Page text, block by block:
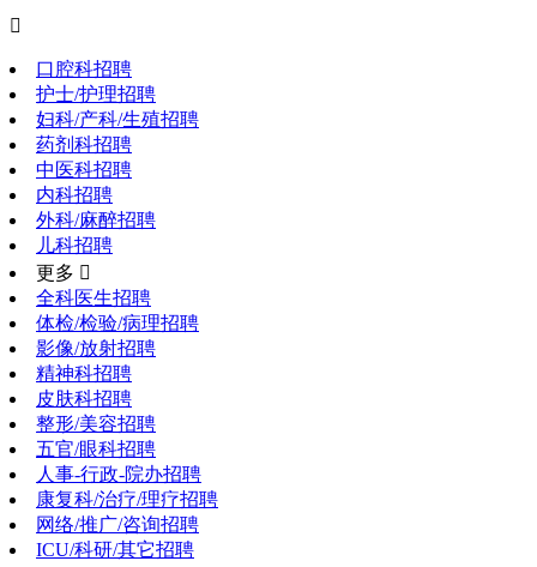

口腔科招聘
护士/护理招聘
妇科/产科/生殖招聘
药剂科招聘
中医科招聘
内科招聘
外科/麻醉招聘
儿科招聘
更多 
全科医生招聘
体检/检验/病理招聘
影像/放射招聘
精神科招聘
皮肤科招聘
整形/美容招聘
五官/眼科招聘
人事-行政-院办招聘
康复科/治疗/理疗招聘
网络/推广/咨询招聘
ICU/科研/其它招聘